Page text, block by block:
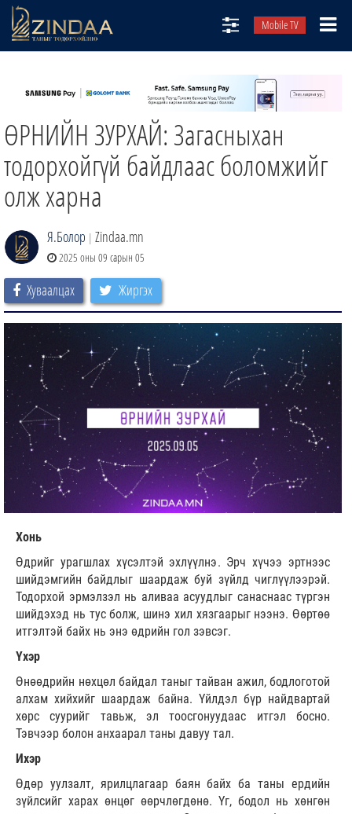
Mobile TV
ТВ8
ӨГЛӨӨНИЙ СОНИН
ЗИНДАА СЭТГҮҮЛ
ӨРНИЙН ЗУРХАЙ: Загасныхан
тодорхойгүй байдлаас боломжийг
олж харна
Я.Болор | Zindaa.mn
2025 оны 09 сарын 05
Хуваалцах Жиргэх
Хонь
Өдрийг урагшлах хүсэлтэй эхлүүлнэ. Эрч хүчээ эртнээс
шийдэмгийн байдлыг шаардаж буй зүйлд чиглүүлээрэй.
Тодорхой эрмэлзэл нь аливаа асуудлыг санаснаас түргэн
шийдэхэд нь тус болж, шинэ хил хязгаарыг нээнэ. Өөртөө
итгэлтэй байх нь энэ өдрийн гол зэвсэг.
Үхэр
Өнөөдрийн нөхцөл байдал таныг тайван ажил, бодлоготой
алхам хийхийг шаардаж байна. Үйлдэл бүр найдвартай
хөрс суурийг тавьж, эл тоосгонуудаас итгэл босно.
Тэвчээр болон анхаарал таны давуу тал.
Ихэр
Өдөр уулзалт, ярилцлагаар баян байх ба таны ердийн
зүйлсийг харах өнцөг өөрчлөгдөнө. Үг, бодол нь хөнгөн